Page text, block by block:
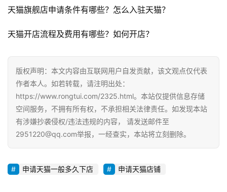
观
商
运
营
直
播
带
货
引
登录 注册
天猫旗舰店申请条件有哪些？怎么入驻天猫？
天猫开店流程及费用有哪些？如何开店？
版权声明：本文内容由互联网用户自发贡献，该文观点仅代表
作者本人。如若转载，请注明出处：
https://www.rongtui.com/2325.html。本站仅提供信息存储
空间服务，不拥有所有权，不承担相关法律责任。如发现本站
有涉嫌抄袭侵权/违法违规的内容， 请发送邮件至
2951220@qq.com举报，一经查实，本站将立刻删除。
申请天猫一般多久下店 申请天猫店铺